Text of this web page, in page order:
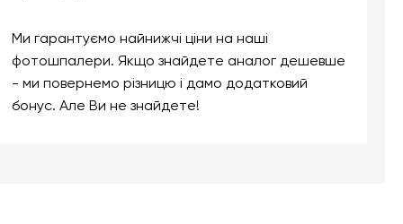
Ми гарантуємо найнижчі ціни на наші
фотошпалери. Якщо знайдете аналог дешевше
- ми повернемо різницю і дамо додатковий
бонус. Але Ви не знайдете!